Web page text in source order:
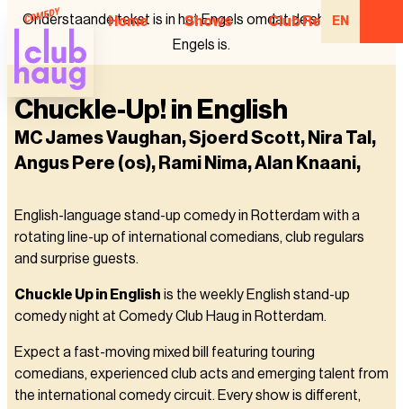
Home Shows Club Regulars
EN
Onderstaande tekst is in het Engels omdat de show in het
Engels is.
Chuckle-Up! in English
MC James Vaughan, Sjoerd Scott, Nira Tal,
Angus Pere (os), Rami Nima, Alan Knaani,
English-language stand-up comedy in Rotterdam with a
rotating line-up of international comedians, club regulars
and surprise guests.
Chuckle Up in English is the weekly English stand-up
comedy night at Comedy Club Haug in Rotterdam.
Expect a fast-moving mixed bill featuring touring
comedians, experienced club acts and emerging talent from
the international comedy circuit. Every show is different,